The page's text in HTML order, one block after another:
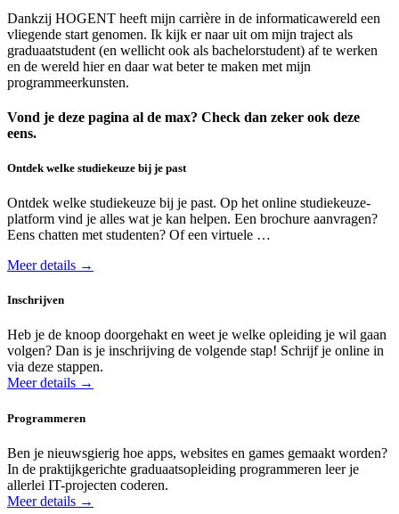
Dankzij HOGENT heeft mijn carrière in de informaticawereld een
vliegende start genomen. Ik kijk er naar uit om mijn traject als
graduaatstudent (en wellicht ook als bachelorstudent) af te werken
en de wereld hier en daar wat beter te maken met mijn
programmeerkunsten.
Vond je deze pagina al de max? Check dan zeker ook deze
eens.
Ontdek welke studie­keuze bij je past
Ontdek welke studie­keuze bij je past. Op het online studiekeuze­
platform vind je alles wat je kan helpen. Een brochure aanvragen?
Eens chatten met studenten? Of een virtuele …
Meer details →
Inschrijven
Heb je de knoop doorgehakt en weet je welke opleiding je wil gaan
volgen? Dan is je inschrijving de volgende stap! Schrijf je online in
via deze stappen.
Meer details →
Programmeren
Ben je nieuwsgierig hoe apps, websites en games gemaakt worden?
In de praktijkgerichte graduaatsopleiding programmeren leer je
allerlei IT-projecten coderen.
Meer details →